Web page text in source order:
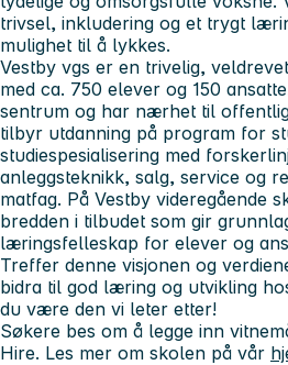
trivsel, inkludering og et trygt
mulighet til å lykkes.
Vestby vgs er en trivelig,
med ca. 750 elever og 150
sentrum og har nærhet til
tilbyr utdanning på program for
studiespesialisering med
anleggsteknikk, salg, service og
matfag. På Vestby videregående
bredden i tilbudet som gir
læringsfelleskap for elever og
Treffer denne visjonen og
bidra til god læring og utvikling
du være den vi leter etter!
Søkere bes om å legge inn
Hire. Les mer om skolen på vår